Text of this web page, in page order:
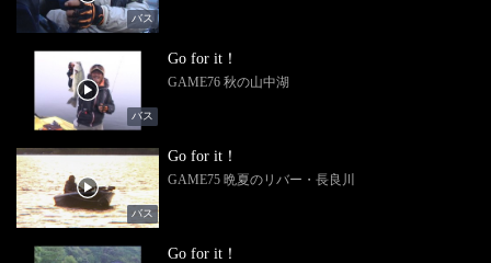
バス
バス
Go for it！
GAME76 秋の山中湖
バス
Go for it！
GAME75 晩夏のリバー・長良川
Go for it！